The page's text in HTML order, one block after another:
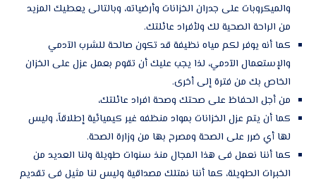
والميكروبات على جدران الخزانات وأرضياته، وبالتالى يعطيك المزيد
من الراحة الصحية لك ولأفراد عائلتك.
كما أنه يوفر لكم مياه نظيفة قد تكون صالحة للشرب الآدمي
والإستعمال الآدمي، لذا يجب عليك أن تقوم بعمل عزل على الخزان
الخاص بك من فترة إلى أخرى.
من أجل الحفاظ على صحتك وصحة افراد عائلتك،
كما أن يتم عزل الخزانات بمواد منظفه غير كيميائية إطلاقاً، وليس
لها أي ضرر على الصحة ومصرح بها من وزارة الصحة.
كما أننا نعمل فى هذا المجال منذ سنوات طويلة ولنا العديد من
الخبرات الطويلة، كما أننا نمتلك مصداقية وليس لنا مثيل فى تقديم